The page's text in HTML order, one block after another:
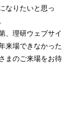
なりたいと思っ
、理研ウェブサイ
来場できなかった
まのご来場をお待